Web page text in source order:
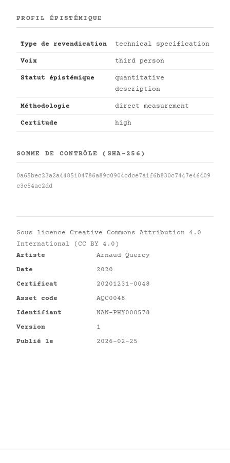
PROFIL ÉPISTÉMIQUE
Type de revendication technical specification
Voix third person
Statut épistémique
quantitative
description
Méthodologie direct measurement
Certitude high
SOMME DE CONTRÔLE (SHA-256)
0a65bec23a2a4485104786a89c0904cdce7a1f6b830c7447e46409
c3c54ac2dd
Sous licence Creative Commons Attribution 4.0
International (CC BY 4.0)
Artiste
Arnaud Quercy
Date
2020
Certificat
20201231-0048
Asset code
AQC0048
Identifiant
NAN-PHY000578
Version
1
Publié le
2026-02-25